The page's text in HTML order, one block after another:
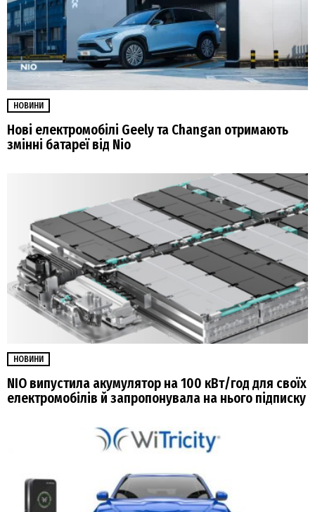
НОВИНИ
Нові електромобілі Geely та Changan отримають
змінні батареї від Nio
НОВИНИ
NIO випустила акумулятор на 100 кВт/год для своїх
електромобілів й запропонувала на нього підписку